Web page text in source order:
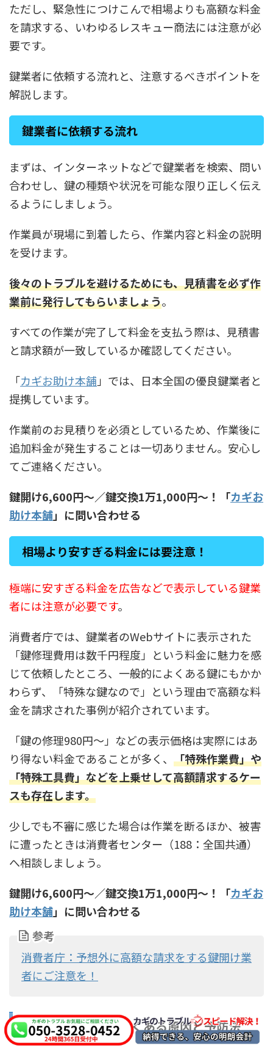
ただし、緊急性につけこんで相場よりも高額な料金
を請求する、いわゆるレスキュー商法には注意が必
要です。
鍵業者に依頼する流れと、注意するべきポイントを
解説します。
鍵業者に依頼する流れ
まずは、インターネットなどで鍵業者を検索、問い
合わせし、鍵の種類や状況を可能な限り正しく伝え
るようにしましょう。
作業員が現場に到着したら、作業内容と料金の説明
を受けます。
後々のトラブルを避けるためにも、見積書を必ず作
業前に発行してもらいましょう。
すべての作業が完了して料金を支払う際は、見積書
と請求額が一致しているか確認してください。
「カギお助け本舗 」では、日本全国の優良鍵業者と
提携しています。
作業前のお見積りを必須としているため、作業後に
追加料金が発生することは一切ありません。安心し
てご連絡ください。
鍵開け6,600円〜／鍵交換1万1,000円〜！「カギお
助け本舗」に問い合わせる
相場より安すぎる料金には要注意！
極端に安すぎる料金を広告などで表示している鍵業
者には注意が必要です。
消費者庁では、鍵業者のWebサイトに表示された
「鍵修理費用は数千円程度」という料金に魅力を感
じて依頼したところ、一般的によくある鍵にもかか
わらず、「特殊な鍵なので」という理由で高額な料
金を請求された事例が紹介されています。
「鍵の修理980円〜」などの表示価格は実際にはあ
り得ない料金であることが多く、 「特殊作業費」や
「特殊工具費」などを上乗せして高額請求するケー
スも存在します。
少しでも不審に感じた場合は作業を断るほか、被害
に遭ったときは消費者センター（188：全国共通）
へ相談しましょう。
鍵開け6,600円〜／鍵交換1万1,000円〜！「カギお
助け本舗」に問い合わせる
参考
消費者庁：予想外に高額な請求をする鍵開け業
者にご注意を！
なぜ鍵が折れた？よくある原因と予防法